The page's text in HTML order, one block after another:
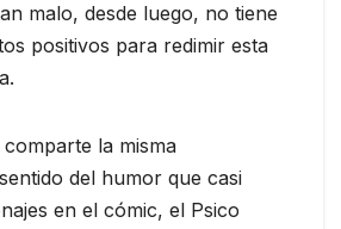
malo, desde luego, no tiene
positivos para redimir esta
la misma
del humor que casi
en el cómic, el Psico